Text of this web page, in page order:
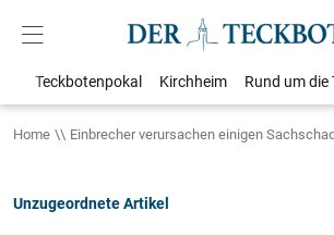
Teckbotenpokal Kirchheim Rund um die
Home Einbrecher verursachen einigen
Unzugeordnete Artikel